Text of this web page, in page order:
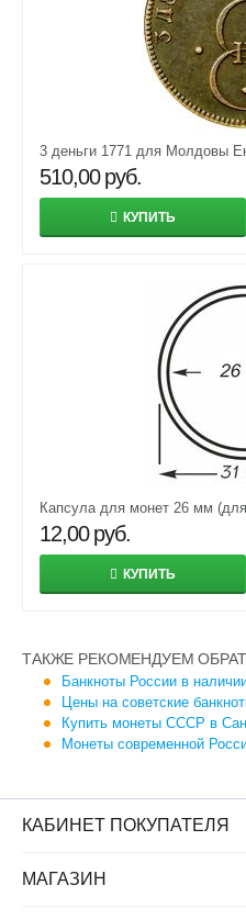
3 деньги 1771 для Молдовы
510,00 руб.
КУПИТЬ
Капсула для монет 26 мм
12,00 руб.
КУПИТЬ
ТАКЖЕ РЕКОМЕНДУЕМ
Банкноты России в
Цены на советские
Купить монеты СССР в
Монеты современной
КАБИНЕТ ПОКУПАТЕЛЯ
МАГАЗИН